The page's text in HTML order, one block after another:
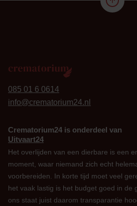
085 01 6 0614
info@crematorium24.nl
Crematorium24 is onderdeel van
Uitvaart24
Het overlijden van een dierbare is een
moment, waar niemand zich echt
voorbereiden. In korte tijd moet veel
het vaak lastig is het budget goed in de
ons staat juist daarom transparantie